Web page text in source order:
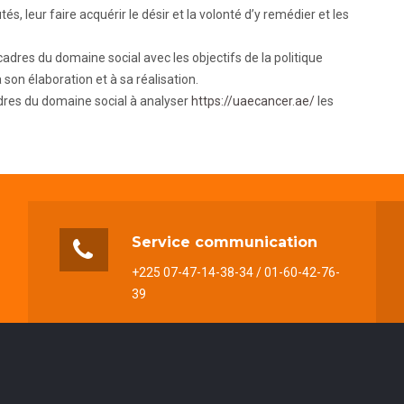
leur faire acquérir le désir et la volonté d’y remédier et les
du domaine social avec les objectifs de la politique
élaboration et à sa réalisation.
du domaine social à analyser https://uaecancer.ae/ les
Service communication
+225 07-47-14-38-34 / 01-60-42-76-
39